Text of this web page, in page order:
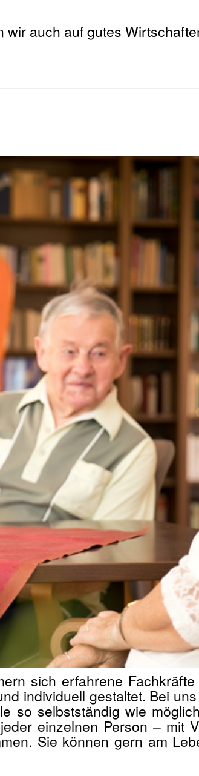
auch auf gutes
sich erfahrene
individuell gestaltet. Bei
so selbstständig wie
einzelnen Person – mit
Sie können gern am